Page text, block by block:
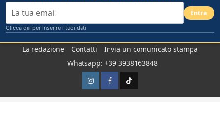
La redazione Contatti
Invia un comunicato stampa
Whatsapp: +39 3938163848
InstagramFacebook
TikTok
Entra
Clicca qui per inserire i tuoi dati